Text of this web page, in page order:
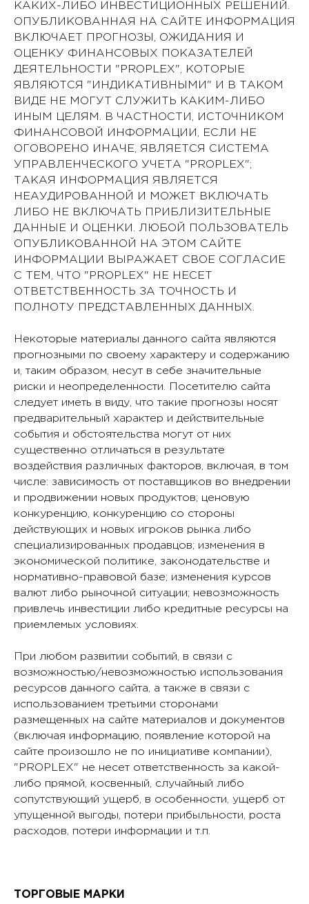
КАКИХ-ЛИБО ИНВЕСТИЦИОННЫХ РЕШЕНИЙ.
ОПУБЛИКОВАННАЯ НА САЙТЕ ИНФОРМАЦИЯ
ВКЛЮЧАЕТ ПРОГНОЗЫ, ОЖИДАНИЯ И
ОЦЕНКУ ФИНАНСОВЫХ ПОКАЗАТЕЛЕЙ
ДЕЯТЕЛЬНОСТИ "PROPLEX", КОТОРЫЕ
ЯВЛЯЮТСЯ "ИНДИКАТИВНЫМИ" И В ТАКОМ
ВИДЕ НЕ МОГУТ СЛУЖИТЬ КАКИМ-ЛИБО
ИНЫМ ЦЕЛЯМ. В ЧАСТНОСТИ, ИСТОЧНИКОМ
ФИНАНСОВОЙ ИНФОРМАЦИИ, ЕСЛИ НЕ
ОГОВОРЕНО ИНАЧЕ, ЯВЛЯЕТСЯ СИСТЕМА
УПРАВЛЕНЧЕСКОГО УЧЕТА "PROPLEX";
ТАКАЯ ИНФОРМАЦИЯ ЯВЛЯЕТСЯ
НЕАУДИРОВАННОЙ И МОЖЕТ ВКЛЮЧАТЬ
ЛИБО НЕ ВКЛЮЧАТЬ ПРИБЛИЗИТЕЛЬНЫЕ
ДАННЫЕ И ОЦЕНКИ. ЛЮБОЙ ПОЛЬЗОВАТЕЛЬ
ОПУБЛИКОВАННОЙ НА ЭТОМ САЙТЕ
ИНФОРМАЦИИ ВЫРАЖАЕТ СВОЕ СОГЛАСИЕ
С ТЕМ, ЧТО "PROPLEX" НЕ НЕСЕТ
ОТВЕТСТВЕННОСТЬ ЗА ТОЧНОСТЬ И
ПОЛНОТУ ПРЕДСТАВЛЕННЫХ ДАННЫХ.
Некоторые материалы данного сайта являются
прогнозными по своему характеру и содержанию
и, таким образом, несут в себе значительные
риски и неопределенности. Посетителю сайта
следует иметь в виду, что такие прогнозы носят
предварительный характер и действительные
события и обстоятельства могут от них
существенно отличаться в результате
воздействия различных факторов, включая, в том
числе: зависимость от поставщиков во внедрении
и продвижении новых продуктов; ценовую
конкуренцию, конкуренцию со стороны
действующих и новых игроков рынка либо
специализированных продавцов; изменения в
экономической политике, законодательстве и
нормативно-правовой базе; изменения курсов
валют либо рыночной ситуации; невозможность
привлечь инвестиции либо кредитные ресурсы на
приемлемых условиях.
При любом развитии событий, в связи с
возможностью/невозможностью использования
ресурсов данного сайта, а также в связи с
использованием третьими сторонами
размещенных на сайте материалов и документов
(включая информацию, появление которой на
сайте произошло не по инициативе компании),
"PROPLEX" не несет ответственность за какой-
либо прямой, косвенный, случайный либо
сопутствующий ущерб, в особенности, ущерб от
упущенной выгоды, потери прибыльности, роста
расходов, потери информации и т.п.
ТОРГОВЫЕ МАРКИ